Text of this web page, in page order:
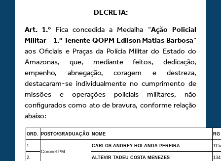
DECRETA:
Art. 1.º Fica concedida a Medalha “Ação Policial
Militar - 1.º Tenente QOPM Edilson Matias Barbosa”
aos Oficiais e Praças da Polícia Militar do Estado do
Amazonas, que, mediante feitos, dedicação,
empenho, abnegação, coragem e destreza,
destacaram-se individualmente no cumprimento de
missões e operações policiais militares, não
configurados como ato de bravura, conforme relação
abaixo:
ORD. POSTO/GRADUAÇÃO NOME RG
1.
Coronel PM
CARLOS ANDREY HOLANDA PEREIRA
2. ALTEVIR TADEU COSTA MENEZES